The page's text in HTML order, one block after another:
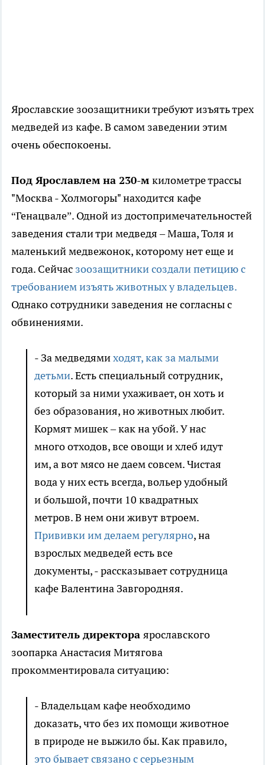
Ярославские зоозащитники требуют изъять трех
медведей из кафе. В самом заведении этим
очень обеспокоены.
Под Ярославлем на 230-м километре трассы
"Москва - Холмогоры" находится кафе
“Генацвале”. Одной из достопримечательностей
заведения стали три медведя – Маша, Толя и
маленький медвежонок, которому нет еще и
года. Сейчас зоозащитники создали петицию с
требованием изъять животных у владельцев.
Однако сотрудники заведения не согласны с
обвинениями.
- За медведямиходят, как за малыми
детьми. Есть специальный сотрудник,
который за ними ухаживает, он хоть и
без образования, но животных любит.
Кормят мишек – как на убой. У нас
много отходов, все овощи и хлеб идут
им, а вот мясо не даем совсем. Чистая
вода у них есть всегда, вольер удобный
и большой, почти 10 квадратных
метров. В нем они живут втроем.
Прививки им делаем регулярно, на
взрослых медведей есть все
документы, - рассказывает сотрудница
кафе Валентина Завгородняя.
Заместитель директора ярославского
зоопарка Анастасия Митягова
прокомментировала ситуацию:
- Владельцам кафе необходимо
доказать, что без их помощи животное
в природе не выжило бы. Как правило,
это бывает связано с серьезным